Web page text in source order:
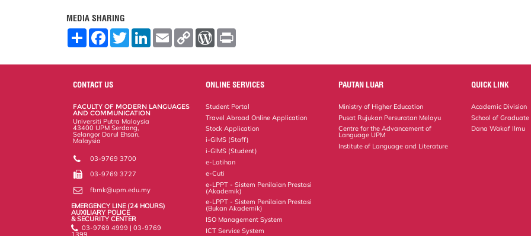
MEDIA SHARING
S
F
o
o
T
w
L
E
m
C
W
r
e
s
CONTACT US
FACULTY OF MODERN LANGUAGES
AND COMMUNICATION
Universiti Putra Malaysia
43400 UPM Serdang,
Selangor Darul Ehsan,
Malaysia
03-9769 3700
03-9769 3727
fbmk@upm.edu.my
EMERGENCY LINE (24 HOURS)
AUXILIARY POLICE
& SECURITY CENTER
03-9769 4999 | 03-9769
ONLINE SERVICES
Student Portal
Travel Abroad Online Application
Stock Application
i-GIMS (Staff)
i-GIMS (Student)
e-Latihan
e-Cuti
e-LPPT - Sistem Penilaian Prestasi
(Akademik)
e-LPPT - Sistem Penilaian Prestasi
(Bukan Akademik)
ISO Management System
ICT Service System
PAUTAN LUAR
Ministry of Higher Education
Pusat Rujukan Persuratan Melayu
Centre for the Advancement of
Language UPM
Institute of Language and Literature
QUICK LINK
Academic Division
School of Graduate
Dana Wakaf Ilmu